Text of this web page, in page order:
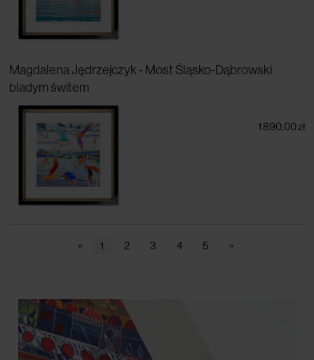
Magdalena Jędrzejczyk - Most Śląsko-Dąbrowski
bladym świtem
1 890,00 zł
« 1 2 3 4 5 »